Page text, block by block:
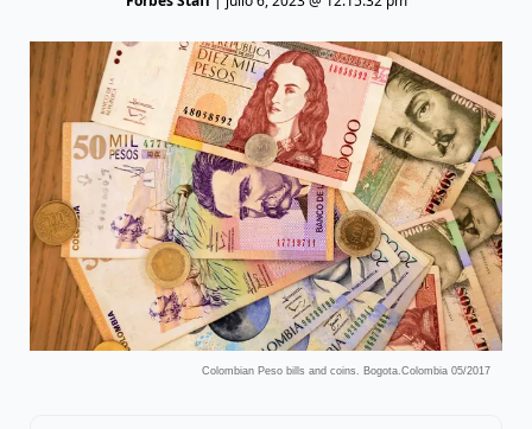
Colombian Peso bills and coins. Bogota.Colombia 05/2017